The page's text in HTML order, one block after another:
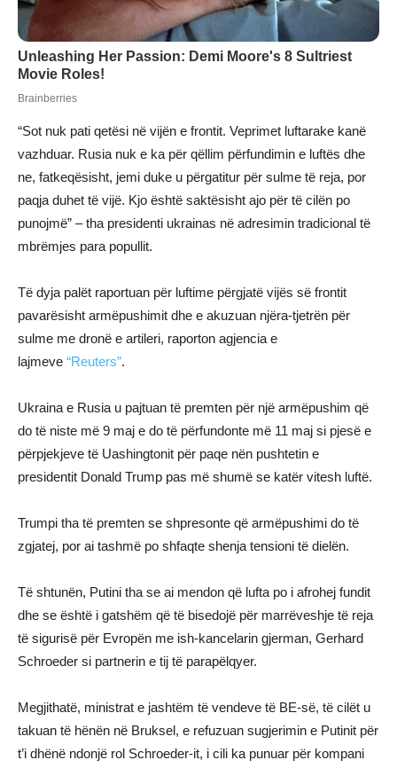
“Sot nuk pati qetësi në vijën e frontit. Veprimet luftarake kanë
vazhduar. Rusia nuk e ka për qëllim përfundimin e luftës dhe
ne, fatkeqësisht, jemi duke u përgatitur për sulme të reja, por
paqja duhet të vijë. Kjo është saktësisht ajo për të cilën po
punojmë” – tha presidenti ukrainas në adresimin tradicional të
mbrëmjes para popullit.
Të dyja palët raportuan për luftime përgjatë vijës së frontit
pavarësisht armëpushimit dhe e akuzuan njëra-tjetrën për
sulme me dronë e artileri, raporton agjencia e
lajmeve “Reuters”.
Ukraina e Rusia u pajtuan të premten për një armëpushim që
do të niste më 9 maj e do të përfundonte më 11 maj si pjesë e
përpjekjeve të Uashingtonit për paqe nën pushtetin e
presidentit Donald Trump pas më shumë se katër vitesh luftë.
Trumpi tha të premten se shpresonte që armëpushimi do të
zgjatej, por ai tashmë po shfaqte shenja tensioni të dielën.
Të shtunën, Putini tha se ai mendon që lufta po i afrohej fundit
dhe se është i gatshëm që të bisedojë për marrëveshje të reja
të sigurisë për Evropën me ish-kancelarin gjerman, Gerhard
Schroeder si partnerin e tij të parapëlqyer.
Megjithatë, ministrat e jashtëm të vendeve të BE-së, të cilët u
takuan të hënën në Bruksel, e refuzuan sugjerimin e Putinit për
t’i dhënë ndonjë rol Schroeder-it, i cili ka punuar për kompani